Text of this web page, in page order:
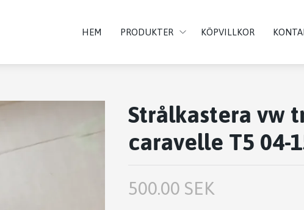
HEM PRODUKTER KÖPVILLKOR
Strålkastera vw
caravelle T5 04-
500.00 SEK